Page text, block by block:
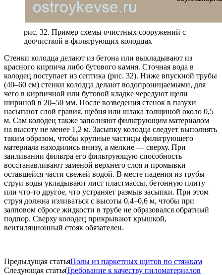
рис. 32. Пример схемы очистных сооружений с
доочисткой в фильтрующих колодцах
Стенки колодца делают из бетона или выкладывают из
красного кирпича либо бутового камня. Сточная вода в
колодец поступает из септика (рис. 32). Ниже впускной трубы
(40–60 см) стенки колодца делают водопроницаемыми, для
чего в кирпичной или бутовой кладке чередуют щели
шириной в 20–50 мм. После возведения стенок в пазухи
насыпают слой гравия, щебня или шлака толщиной около 0,5
м. Сам колодец также заполняют фильтрующим материалом
на высоту не менее 1,2 м. Засыпку колодца следует выполнять
таким образом, чтобы крупные частицы фильтрующего
материала находились внизу, а мелкие — сверху. При
заиливании фильтра его фильтрующую способность
восстанавливают заменой верхнего слоя и промывки
оставшейся части свежей водой. В месте падения из трубы
струи воды укладывают лист пластмассы, бетонную плиту
или что-то другое, что устраняет размыв засыпки. При этом
струя должна изливаться с высоты 0,4–0,6 м, чтобы при
залповом сбросе жидкости в трубе не образовался обратный
подпор. Сверху колодец прикрывают крышкой,
вентиляционный стояк обязателен.
Предыдущая статьяПолы из паркетных щитов по стяжкам
Следующая статьяТребование к качеству пиломатериалов